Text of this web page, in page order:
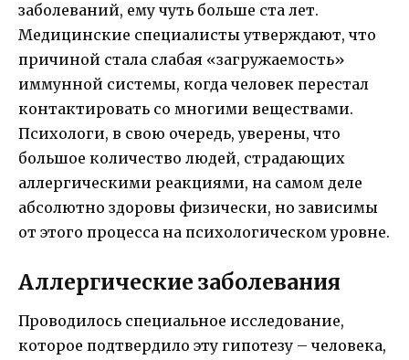
заболеваний, ему чуть больше ста лет.
Медицинские специалисты утверждают, что
причиной стала слабая «загружаемость»
иммунной системы, когда человек перестал
контактировать со многими веществами.
Психологи, в свою очередь, уверены, что
большое количество людей, страдающих
аллергическими реакциями, на самом деле
абсолютно здоровы физически, но зависимы
от этого процесса на психологическом уровне.
Аллергические заболевания
Проводилось специальное исследование,
которое подтвердило эту гипотезу – человека,